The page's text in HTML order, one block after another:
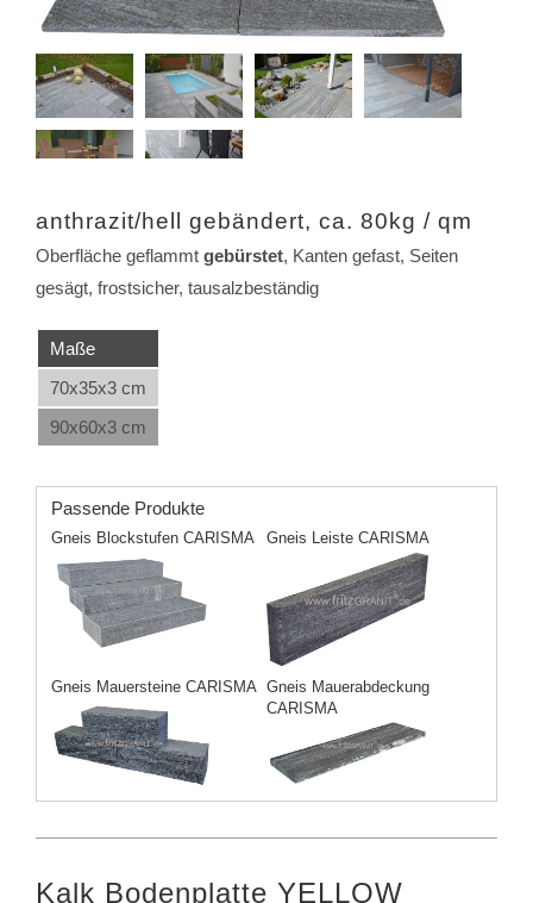
anthrazit/hell gebändert, ca. 80kg / qm
Oberfläche geflammt gebürstet, Kanten gefast, Seiten
gesägt, frostsicher, tausalzbeständig
Maße
70x35x3 cm
90x60x3 cm
Passende Produkte
Gneis Blockstufen CARISMA Gneis Leiste CARISMA
Gneis Mauersteine CARISMA Gneis Mauerabdeckung
CARISMA
Kalk Bodenplatte YELLOW